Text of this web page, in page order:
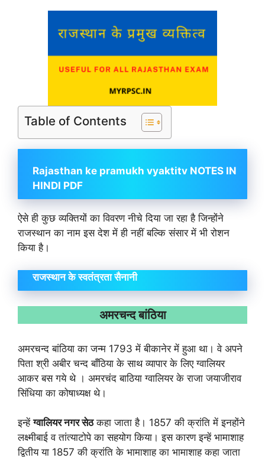
Table of Contents
Rajasthan ke pramukh vyaktitv NOTES IN
HINDI PDF
ऐसे ही कुछ व्यक्तियों का विवरण नीचे दिया जा रहा है जिन्होंने
राजस्थान का नाम इस देश में ही नहीं बल्कि संसार में भी रोशन
किया है।
राजस्थान के स्वतंत्रता सैनानी
अमरचन्द बांठिया
अमरचन्द बांठिया का जन्म 1793 में बीकानेर में हुआ था। वे अपने
पिता श्री अबीर चन्द बाँठिया के साथ व्यापार के लिए ग्वालियर
आकर बस गये थे । अमरचंद बाठिया ग्वालियर के राजा जयाजीराव
सिंधिया का कोषाध्यक्ष थे।
इन्हेंग्वालियर नगर सेठकहा जाता है। 1857 की क्रांति में इनहोंने
लक्ष्मीबाई व तांत्याटोपे का सहयोग किया। इस कारण इन्हें भामाशाह
द्वितीय या 1857 की क्रांति के भामाशाह का भामाशाह कहा जाता